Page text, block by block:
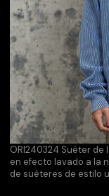
ORI240324 Suéter
en efecto lavado a la
de suéteres de estilo